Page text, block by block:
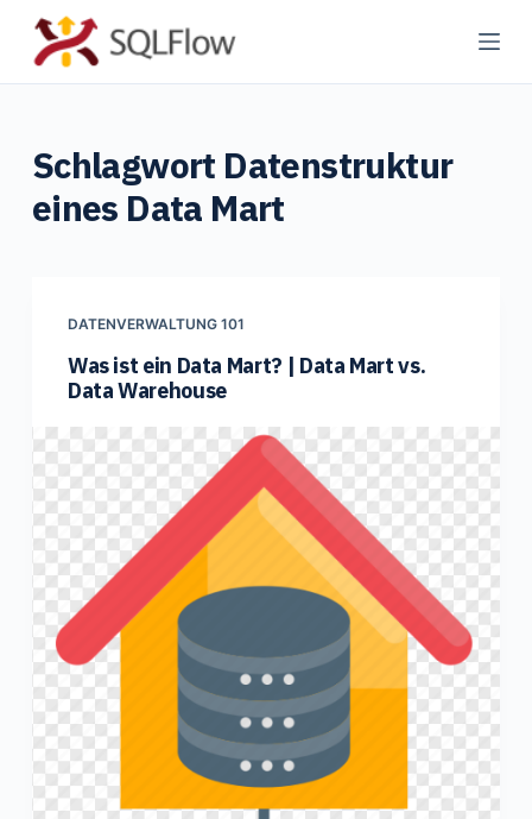
Z
u
a
n
g
n
Schlagwort Datenstruktur
eines Data Mart
DATENVERWALTUNG 101
Was ist ein Data Mart? | Data Mart vs.
Data Warehouse